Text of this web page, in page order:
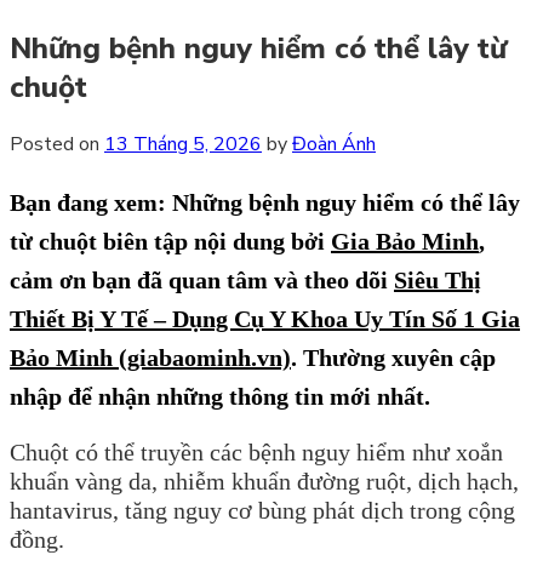
Những bệnh nguy hiểm có thể lây từ
chuột
Posted on 13 Tháng 5, 2026 byĐoàn Ánh
Bạn đang xem: Những bệnh nguy hiểm có thể lây
từ chuột biên tập nội dung bởi Gia Bảo Minh,
cảm ơn bạn đã quan tâm và theo dõi Siêu Thị
Thiết Bị Y Tế – Dụng Cụ Y Khoa Uy Tín Số 1 Gia
Bảo Minh (giabaominh.vn). Thường xuyên cập
nhập để nhận những thông tin mới nhất.
Chuột có thể truyền các bệnh nguy hiểm như xoắn
khuẩn vàng da, nhiễm khuẩn đường ruột, dịch hạch,
hantavirus, tăng nguy cơ bùng phát dịch trong cộng
đồng.